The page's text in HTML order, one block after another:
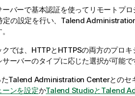
バーで基本認証を使ってリモートプロ
定の設定を行い、 Talend
クでは、HTTPとHTTPSの両方のプロ
ーバーのタイプに応じた選択が可能で
Talend Administration Centerとのセ
ンを設定かTalend Studioと Talend